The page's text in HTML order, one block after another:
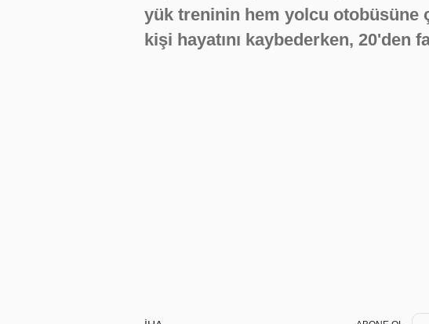
yük treninin hem yolcu otobüsüne
kişi hayatını kaybederken, 20'den